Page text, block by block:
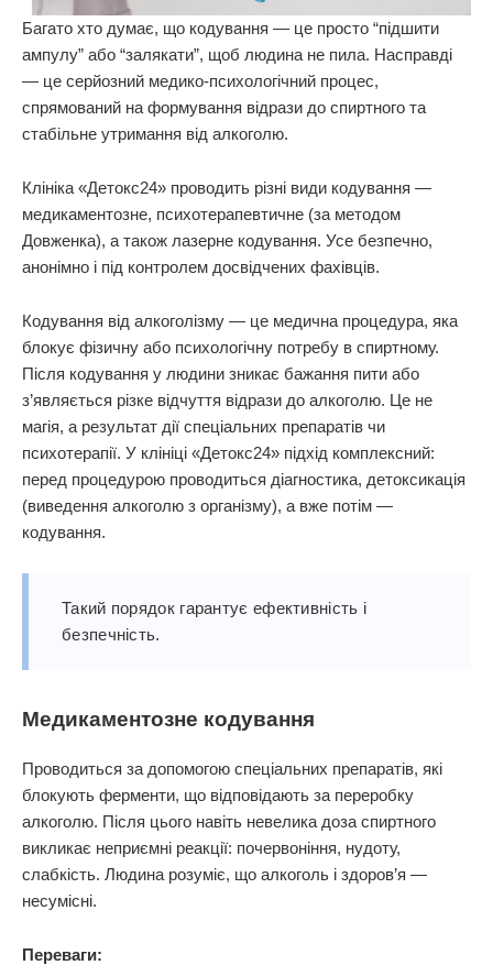
Багато хто думає, що кодування — це просто “підшити
ампулу” або “залякати”, щоб людина не пила. Насправді
— це серйозний медико-психологічний процес,
спрямований на формування відрази до спиртного та
стабільне утримання від алкоголю.
Клініка «Детокс24» проводить різні види кодування —
медикаментозне, психотерапевтичне (за методом
Довженка), а також лазерне кодування. Усе безпечно,
анонімно і під контролем досвідчених фахівців.
Кодування від алкоголізму — це медична процедура, яка
блокує фізичну або психологічну потребу в спиртному.
Після кодування у людини зникає бажання пити або
з’являється різке відчуття відрази до алкоголю. Це не
магія, а результат дії спеціальних препаратів чи
психотерапії. У клініці «Детокс24» підхід комплексний:
перед процедурою проводиться діагностика, детоксикація
(виведення алкоголю з організму), а вже потім —
кодування.
Такий порядок гарантує ефективність і
безпечність.
Медикаментозне кодування
Проводиться за допомогою спеціальних препаратів, які
блокують ферменти, що відповідають за переробку
алкоголю. Після цього навіть невелика доза спиртного
викликає неприємні реакції: почервоніння, нудоту,
слабкість. Людина розуміє, що алкоголь і здоров’я —
несумісні.
Переваги: